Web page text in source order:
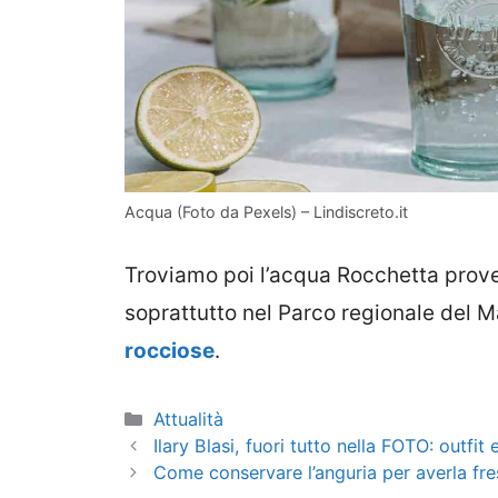
Acqua (Foto da Pexels) – Lindiscreto.it
Troviamo poi l’acqua Rocchetta
soprattutto nel Parco regionale del
rocciose.
Categorie
Attualità
Ilary Blasi, fuori tutto nella FOTO: outfit
Come conservare l’anguria per averla